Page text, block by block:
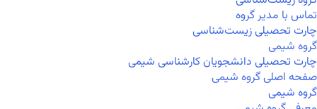
تماس با مدیر گروه
چارت تحصیلی زیست‌شناسی
گروه شیمی
چارت تحصیلی دانشجویان کارشناسی شیمی
صفحه اصلی گروه شیمی
گروه شیمی